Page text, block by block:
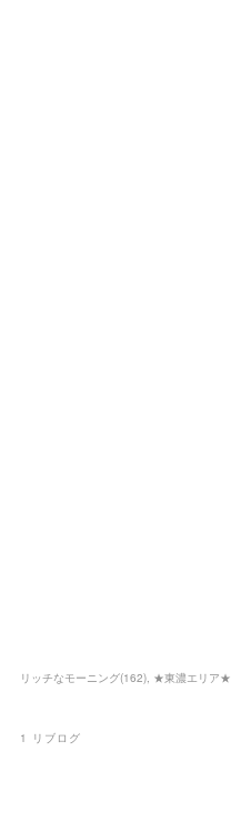
リッチなモーニング(162) ★東濃エリア★
1 リブログ